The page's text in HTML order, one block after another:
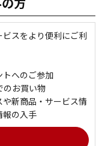
スをより便利にご利
トへのご参加
のお買い物
や新商品・サービス情
報の入手